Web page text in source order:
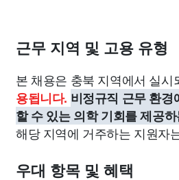
근무 지역 및 고용 유형
본 채용은 충북 지역에서 실시
용됩니다. 비정규직 근무 환
할 수 있는 의학 기회를 제공
해당 지역에 거주하는 지원자
우대 항목 및 혜택